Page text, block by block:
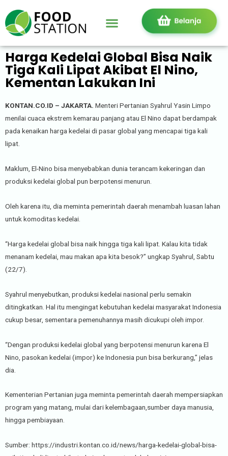
Harga Kedelai Global Bisa Naik
Tiga Kali Lipat Akibat El Nino,
Kementan Lakukan Ini
KONTAN.CO.ID – JAKARTA. Menteri Pertanian Syahrul Yasin Limpo
menilai cuaca ekstrem kemarau panjang atau El Nino dapat berdampak
pada kenaikan harga kedelai di pasar global yang mencapai tiga kali
lipat.
Maklum, El-Nino bisa menyebabkan dunia terancam kekeringan dan
produksi kedelai global pun berpotensi menurun.
Oleh karena itu, dia meminta pemerintah daerah menambah luasan lahan
untuk komoditas kedelai.
“Harga kedelai global bisa naik hingga tiga kali lipat. Kalau kita tidak
menanam kedelai, mau makan apa kita besok?” ungkap Syahrul, Sabtu
(22/7).
Syahrul menyebutkan, produksi kedelai nasional perlu semakin
ditingkatkan. Hal itu mengingat kebutuhan kedelai masyarakat Indonesia
cukup besar, sementara pemenuhannya masih dicukupi oleh impor.
“Dengan produksi kedelai global yang berpotensi menurun karena El
Nino, pasokan kedelai (impor) ke Indonesia pun bisa berkurang,” jelas
dia.
Kementerian Pertanian juga meminta pemerintah daerah mempersiapkan
program yang matang, mulai dari kelembagaan,sumber daya manusia,
hingga pembiayaan.
Sumber: https://industri.kontan.co.id/news/harga-kedelai-global-bisa-